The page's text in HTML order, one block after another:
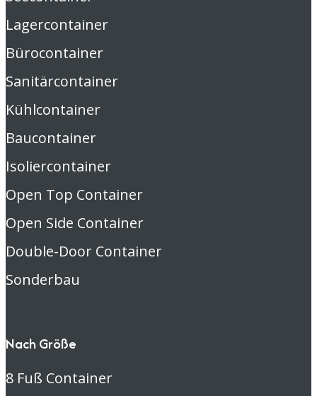
Lagercontainer
Bürocontainer
Sanitärcontainer
Kühlcontainer
Baucontainer
Isoliercontainer
Open Top Container
Open Side Container
Double-Door Container
Sonderbau
Nach Größe
8 Fuß Container